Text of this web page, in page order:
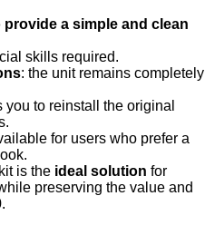
a simple and clean
skills required.
: the unit remains completely
you to reinstall the original
for users who prefer a
is the ideal solution for
preserving the value and